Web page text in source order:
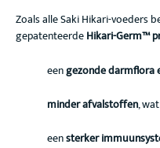
Zoals alle Saki Hikari-voeders
gepatenteerdeHikari-Germ™
eengezonde darmflora
minder afvalstoffen,
eensterker